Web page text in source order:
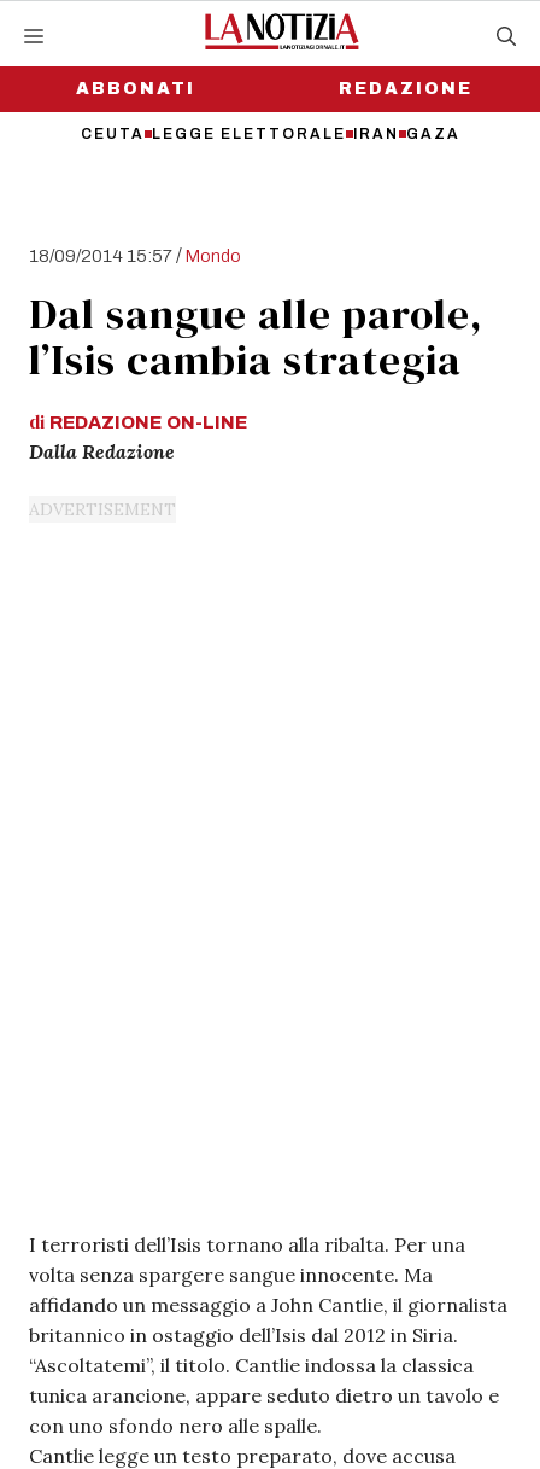
contenutoABBONATI
CEUTA LEGGE ELETTORALE IRAN GAZA
REDAZIONE
18/09/2014 15:57/Mondo
Dal sangue alle parole,
l’Isis cambia strategia
di REDAZIONE ON-LINE
Dalla Redazione
I terroristi dell’Isis tornano alla ribalta. Per una
volta senza spargere sangue innocente. Ma
affidando un messaggio a John Cantlie, il giornalista
britannico in ostaggio dell’Isis dal 2012 in Siria.
“Ascoltatemi”, il titolo. Cantlie indossa la classica
tunica arancione, appare seduto dietro un tavolo e
con uno sfondo nero alle spalle.
Cantlie legge un testo preparato, dove accusa